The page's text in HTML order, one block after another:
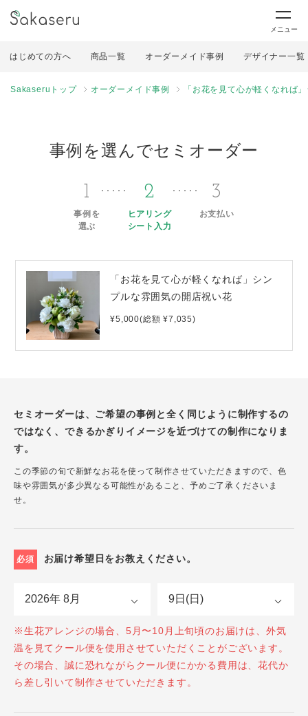
メニュー
はじめての方へ 商品一覧 オーダーメイド事例 デザイナー一覧
Sakaseruトップ オーダーメイド事例 「お花を見て心が軽くなれば
事例を選んでセミオーダー
1
事例を
選ぶ
2
ヒアリング
シート入力
3
お支払い
「お花を見て心が軽くなれば」シン
プルな雰囲気の開店祝い花
¥5,000(総額 ¥7,035)
セミオーダーは、ご希望の事例と全く同じように制作するの
ではなく、できるかぎりイメージを近づけての制作になりま
す。
この季節の旬で新鮮なお花を使って制作させていただきますので、色
味や雰囲気が多少異なる可能性があること、予めご了承くださいま
せ。
必須 お届け希望日をお教えください。
※生花アレンジの場合、5月〜10月上旬頃のお届けは、外気
温を見てクール便を使用させていただくことがございます。
その場合、誠に恐れながらクール便にかかる費用は、花代か
ら差し引いて制作させていただきます。